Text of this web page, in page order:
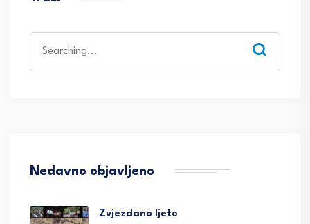
for:
Nedavno objavljeno
Zvjezdano ljeto